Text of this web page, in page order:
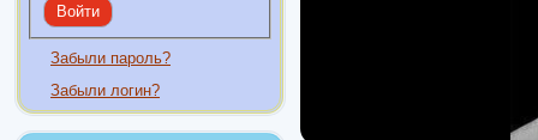
Забыли пароль?
Забыли логин?